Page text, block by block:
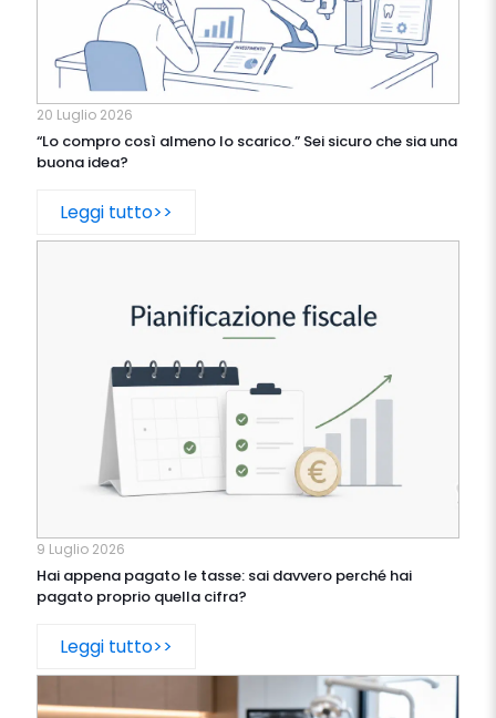
20 Luglio 2026
“Lo compro così almeno lo scarico.” Sei sicuro che sia una
buona idea?
Leggi tutto>>
9 Luglio 2026
Hai appena pagato le tasse: sai davvero perché hai
pagato proprio quella cifra?
Leggi tutto>>